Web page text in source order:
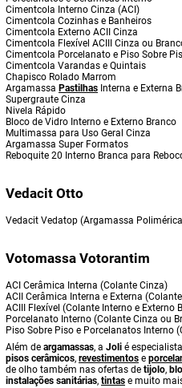
Cimentcola Interno Cinza (ACI)
Cimentcola Cozinhas e Banheiros
Cimentcola Externo ACII Cinza
Cimentcola Flexível ACIII Cinza ou
Cimentcola Porcelanato e Piso Sobre
Cimentcola Varandas e Quintais
Chapisco Rolado Marrom
Argamassa Pastilhas Interna e Externa
Supergraute Cinza
Nivela Rápido
Bloco de Vidro Interno e Externo Branco
Multimassa para Uso Geral Cinza
Argamassa Super Formatos
Reboquite 20 Interno Branca para
Vedacit Otto
Vedacit Vedatop (Argamassa
Votomassa Votorantim
ACI Cerâmica Interna (Colante Cinza)
ACII Cerâmica Interna e Externa
ACIII Flexível (Colante Interno e Externo
Porcelanato Interno (Colante Cinza ou
Piso Sobre Piso e Porcelanatos Interno
Além de argamassas, a Joli é
pisos cerâmicos, revestimentos e
de olho também nas ofertas de tijolo,
instalações sanitárias, tintas e muito